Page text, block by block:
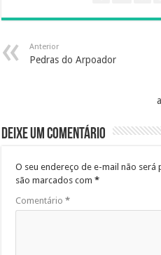
Anterior
Pedras do Arpoador
Deixe um comentário
O seu endereço de e-mail não será
são marcados com*
Comentário*